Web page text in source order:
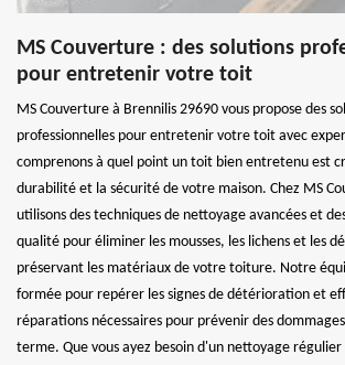
MS Couverture : des solutions
pour entretenir votre toit
MS Couverture à Brennilis 29690 vous propose des
professionnelles pour entretenir votre toit avec
comprenons à quel point un toit bien entretenu est
durabilité et la sécurité de votre maison. Chez MS
utilisons des techniques de nettoyage avancées et
qualité pour éliminer les mousses, les lichens et les
préservant les matériaux de votre toiture. Notre
formée pour repérer les signes de détérioration et
réparations nécessaires pour prévenir des
terme. Que vous ayez besoin d'un nettoyage